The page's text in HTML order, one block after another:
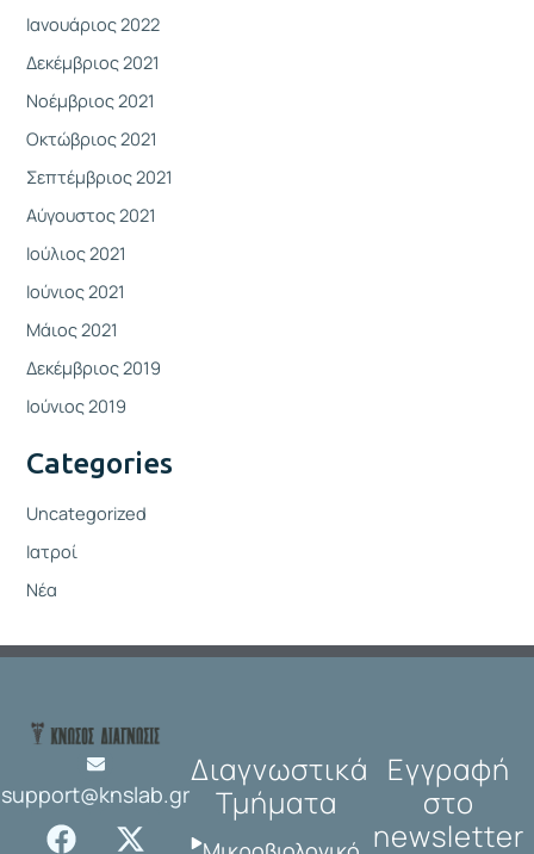
Ιανουάριος 2022
Δεκέμβριος 2021
Νοέμβριος 2021
Οκτώβριος 2021
Σεπτέμβριος 2021
Αύγουστος 2021
Ιούλιος 2021
Ιούνιος 2021
Μάιος 2021
Δεκέμβριος 2019
Ιούνιος 2019
Categories
Uncategorized
Ιατροί
Νέα
support@knslab.gr
F X
I L
Διαγνωστικά
Τμήματα
Εγγραφή
στο
newsletter